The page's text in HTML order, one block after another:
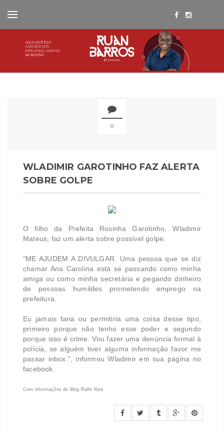
0
WLADIMIR GAROTINHO FAZ ALERTA
SOBRE GOLPE
O filho da Prefeita Rosinha Garotinho, Wladimir
Mateus, faz um alerta sobre possível golpe.
"ME AJUDEM A DIVULGAR. Uma pessoa que se diz
chamar Ana Carolina está se passando como minha
amiga ou como minha secretária e pegando dinheiro
de pessoas humildes prometendo emprego na
prefeitura.
Eu jamais faria ou permitiria uma coisa desse tipo,
primeiro porque não tenho esse poder e segundo
porque isso é crime. Vou fazer uma denúncia formal à
polícia, se alguém tiver alguma informação favor me
passar inbox.", informou Wladimir em sua pagina no
facebook.
Com informações do Blog Ralfe Reis